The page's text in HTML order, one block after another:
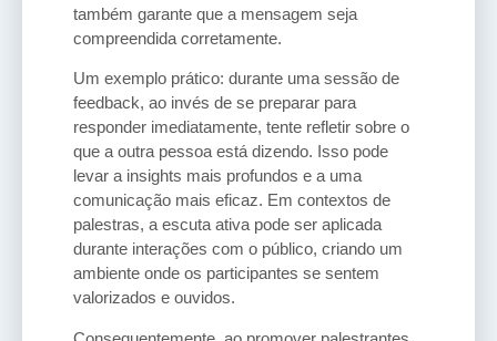
também garante que a mensagem seja
compreendida corretamente.
Um exemplo prático: durante uma sessão de
feedback, ao invés de se preparar para
responder imediatamente, tente refletir sobre o
que a outra pessoa está dizendo. Isso pode
levar a insights mais profundos e a uma
comunicação mais eficaz. Em contextos de
palestras, a escuta ativa pode ser aplicada
durante interações com o público, criando um
ambiente onde os participantes se sentem
valorizados e ouvidos.